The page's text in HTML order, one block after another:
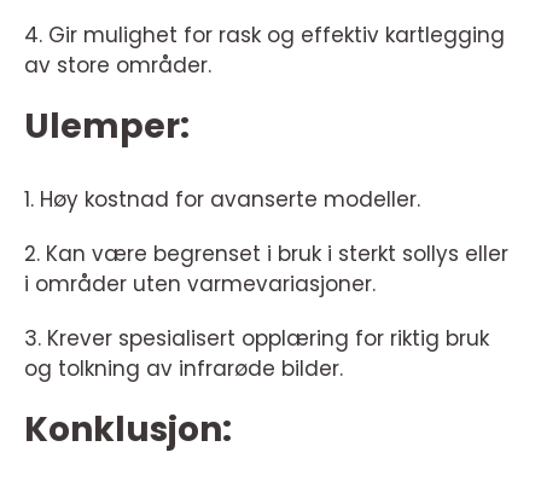
4. Gir mulighet for rask og effektiv kartlegging
av store områder.
Ulemper:
1. Høy kostnad for avanserte modeller.
2. Kan være begrenset i bruk i sterkt sollys eller
i områder uten varmevariasjoner.
3. Krever spesialisert opplæring for riktig bruk
og tolkning av infrarøde bilder.
Konklusjon: